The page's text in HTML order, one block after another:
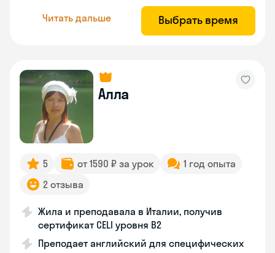
Читать дальше Выбрать время
Алла
5 от 1590 ₽ за урок
1 год опыта
2 отзыва
Жила и преподавала в Италии, получив
сертификат CELI уровня В2
Преподает английский для специфических